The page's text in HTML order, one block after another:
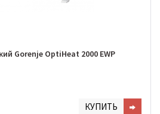
Gorenje OptiHeat 2000 EWP
КУПИТЬ